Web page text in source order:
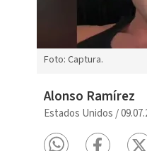
Foto: Captura.
Alonso Ramírez
Estados Unidos /